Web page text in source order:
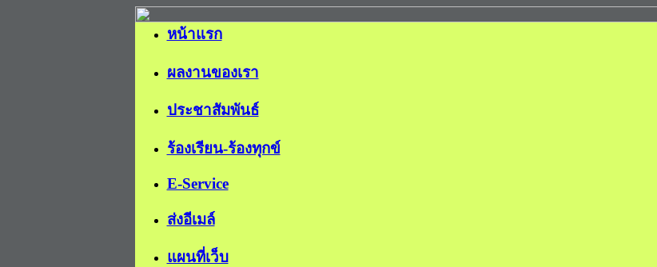
หน้าแรก
ผลงานของเรา
ประชาสัมพันธ์
ร้องเรียน-ร้องทุกข์
E-Service
ส่งอีเมล์
แผนที่เว็บ